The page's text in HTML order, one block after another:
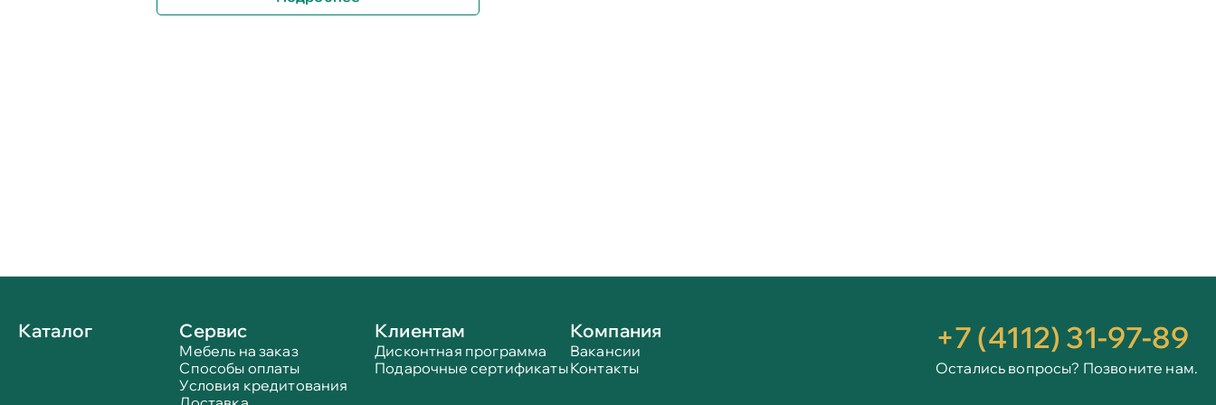
Каталог Сервис
Мебель на заказ
Способы оплаты
Условия кредитования
Клиентам
Дисконтная программа
Подарочные сертификаты
Компания
Вакансии
Контакты
+7 (4112) 31-97-89
Остались вопросы? Позвоните нам.